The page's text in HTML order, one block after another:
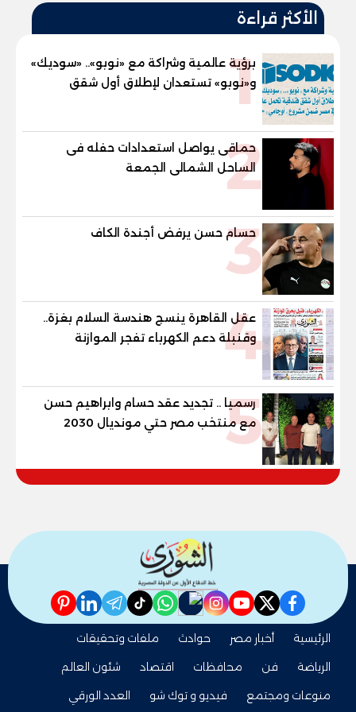
الأكثر قراءة
1
برؤية عالمية وشراكة مع «نوبو».. «سوديك»
و«نوبو» تستعدان لإطلاق أول شقق
فندقية تحمل علامة "نوبو" العالمية في
2
حماقى يواصل استعدادات حفله فى
الساحل الشمالى الجمعة
3
حسام حسن يرفض أجندة الكاف
4
عقل القاهرة ينسج هندسة السلام بغزة..
وقنبلة دعم الكهرباء تفجر الموازنة
5
رسميا .. تجديد عقد حسام وابراهيم حسن
مع منتخب مصر حتي مونديال 2030
facebook
twitter
youtube
instagram
nabd
whatsapp
tiktok
telegram
linkedin
pinterest
الرئيسية أخبار مصر حوادث
ملفات وتحقيقات
الرياضة
فن محافظات اقتصاد
شئون العالم
منوعات ومجتمع
فيديو و توك شو العدد الورقي